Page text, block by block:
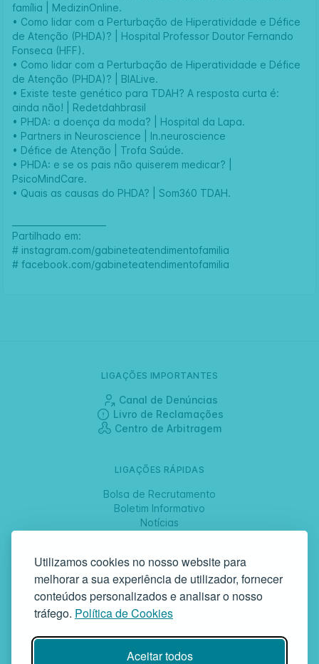
Utilizamos cookies no nosso website para
melhorar a sua experiência de utilizador, fornecer
conteúdos personalizados e analisar o nosso
tráfego. Política de Cookies
Aceitar todos
família | MedizinOnline.
• Como lidar com a Perturbação de Hiperatividade e Défice
de Atenção (PHDA)? | Hospital Professor Doutor Fernando
Fonseca (HFF).
• Como lidar com a Perturbação de Hiperatividade e Défice
de Atenção (PHDA)? | BIALive.
• Existe teste genético para TDAH? A resposta curta é:
ainda não! | Redetdahbrasil
• PHDA: a doença da moda? | Hospital da Lapa.
• Partners in Neuroscience | In.neuroscience
• Défice de Atenção | Trofa Saúde.
• PHDA: e se os pais não quiserem medicar? |
PsicoMindCare.
• Quais as causas do PHDA? | Som360 TDAH.
Partilhado em:
# instagram.com/gabineteatendimentofamilia
# facebook.com/gabineteatendimentofamilia
LIGAÇÕES IMPORTANTES
Canal de Denúncias
Livro de Reclamações
Centro de Arbitragem
LIGAÇÕES RÁPIDAS
Bolsa de Recrutamento
Boletim Informativo
Notícias
SIGA-NOS
GAF | Gabinete de Atendimento à Família
Rua da Bandeira, 342 | 4900-561 Viana do Castelo | tel +351 258